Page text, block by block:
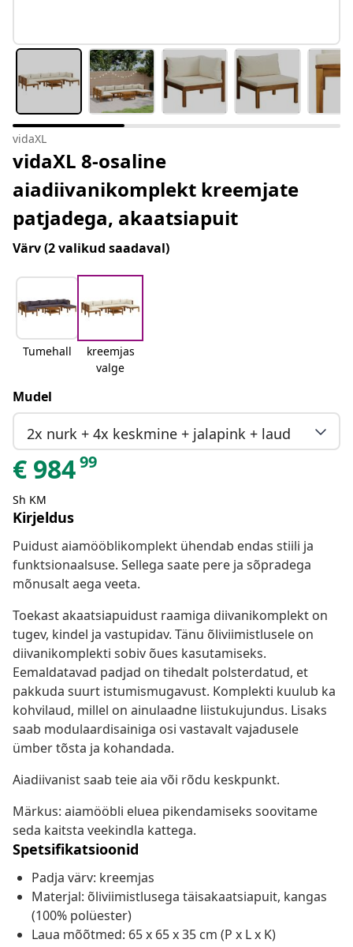
vidaXL
vidaXL 8-osaline
aiadiivanikomplekt kreemjate
patjadega, akaatsiapuit
Värv(2 valikud saadaval)
Tumehall
kreemjas
valge
Mudel
2x nurk + 4x keskmine + jalapink + laud
€ 98499
Sh KM
Kirjeldus
Puidust aiamööblikomplekt ühendab endas stiili ja
funktsionaalsuse. Sellega saate pere ja sõpradega
mõnusalt aega veeta.
Toekast akaatsiapuidust raamiga diivanikomplekt on
tugev, kindel ja vastupidav. Tänu õliviimistlusele on
diivanikomplekti sobiv õues kasutamiseks.
Eemaldatavad padjad on tihedalt polsterdatud, et
pakkuda suurt istumismugavust. Komplekti kuulub ka
kohvilaud, millel on ainulaadne liistukujundus. Lisaks
saab modulaardisainiga osi vastavalt vajadusele
ümber tõsta ja kohandada.
Aiadiivanist saab teie aia või rõdu keskpunkt.
Märkus: aiamööbli eluea pikendamiseks soovitame
seda kaitsta veekindla kattega.
Spetsifikatsioonid
Padja värv: kreemjas
Materjal: õliviimistlusega täisakaatsiapuit, kangas
(100% polüester)
Laua mõõtmed: 65 x 65 x 35 cm (P x L x K)